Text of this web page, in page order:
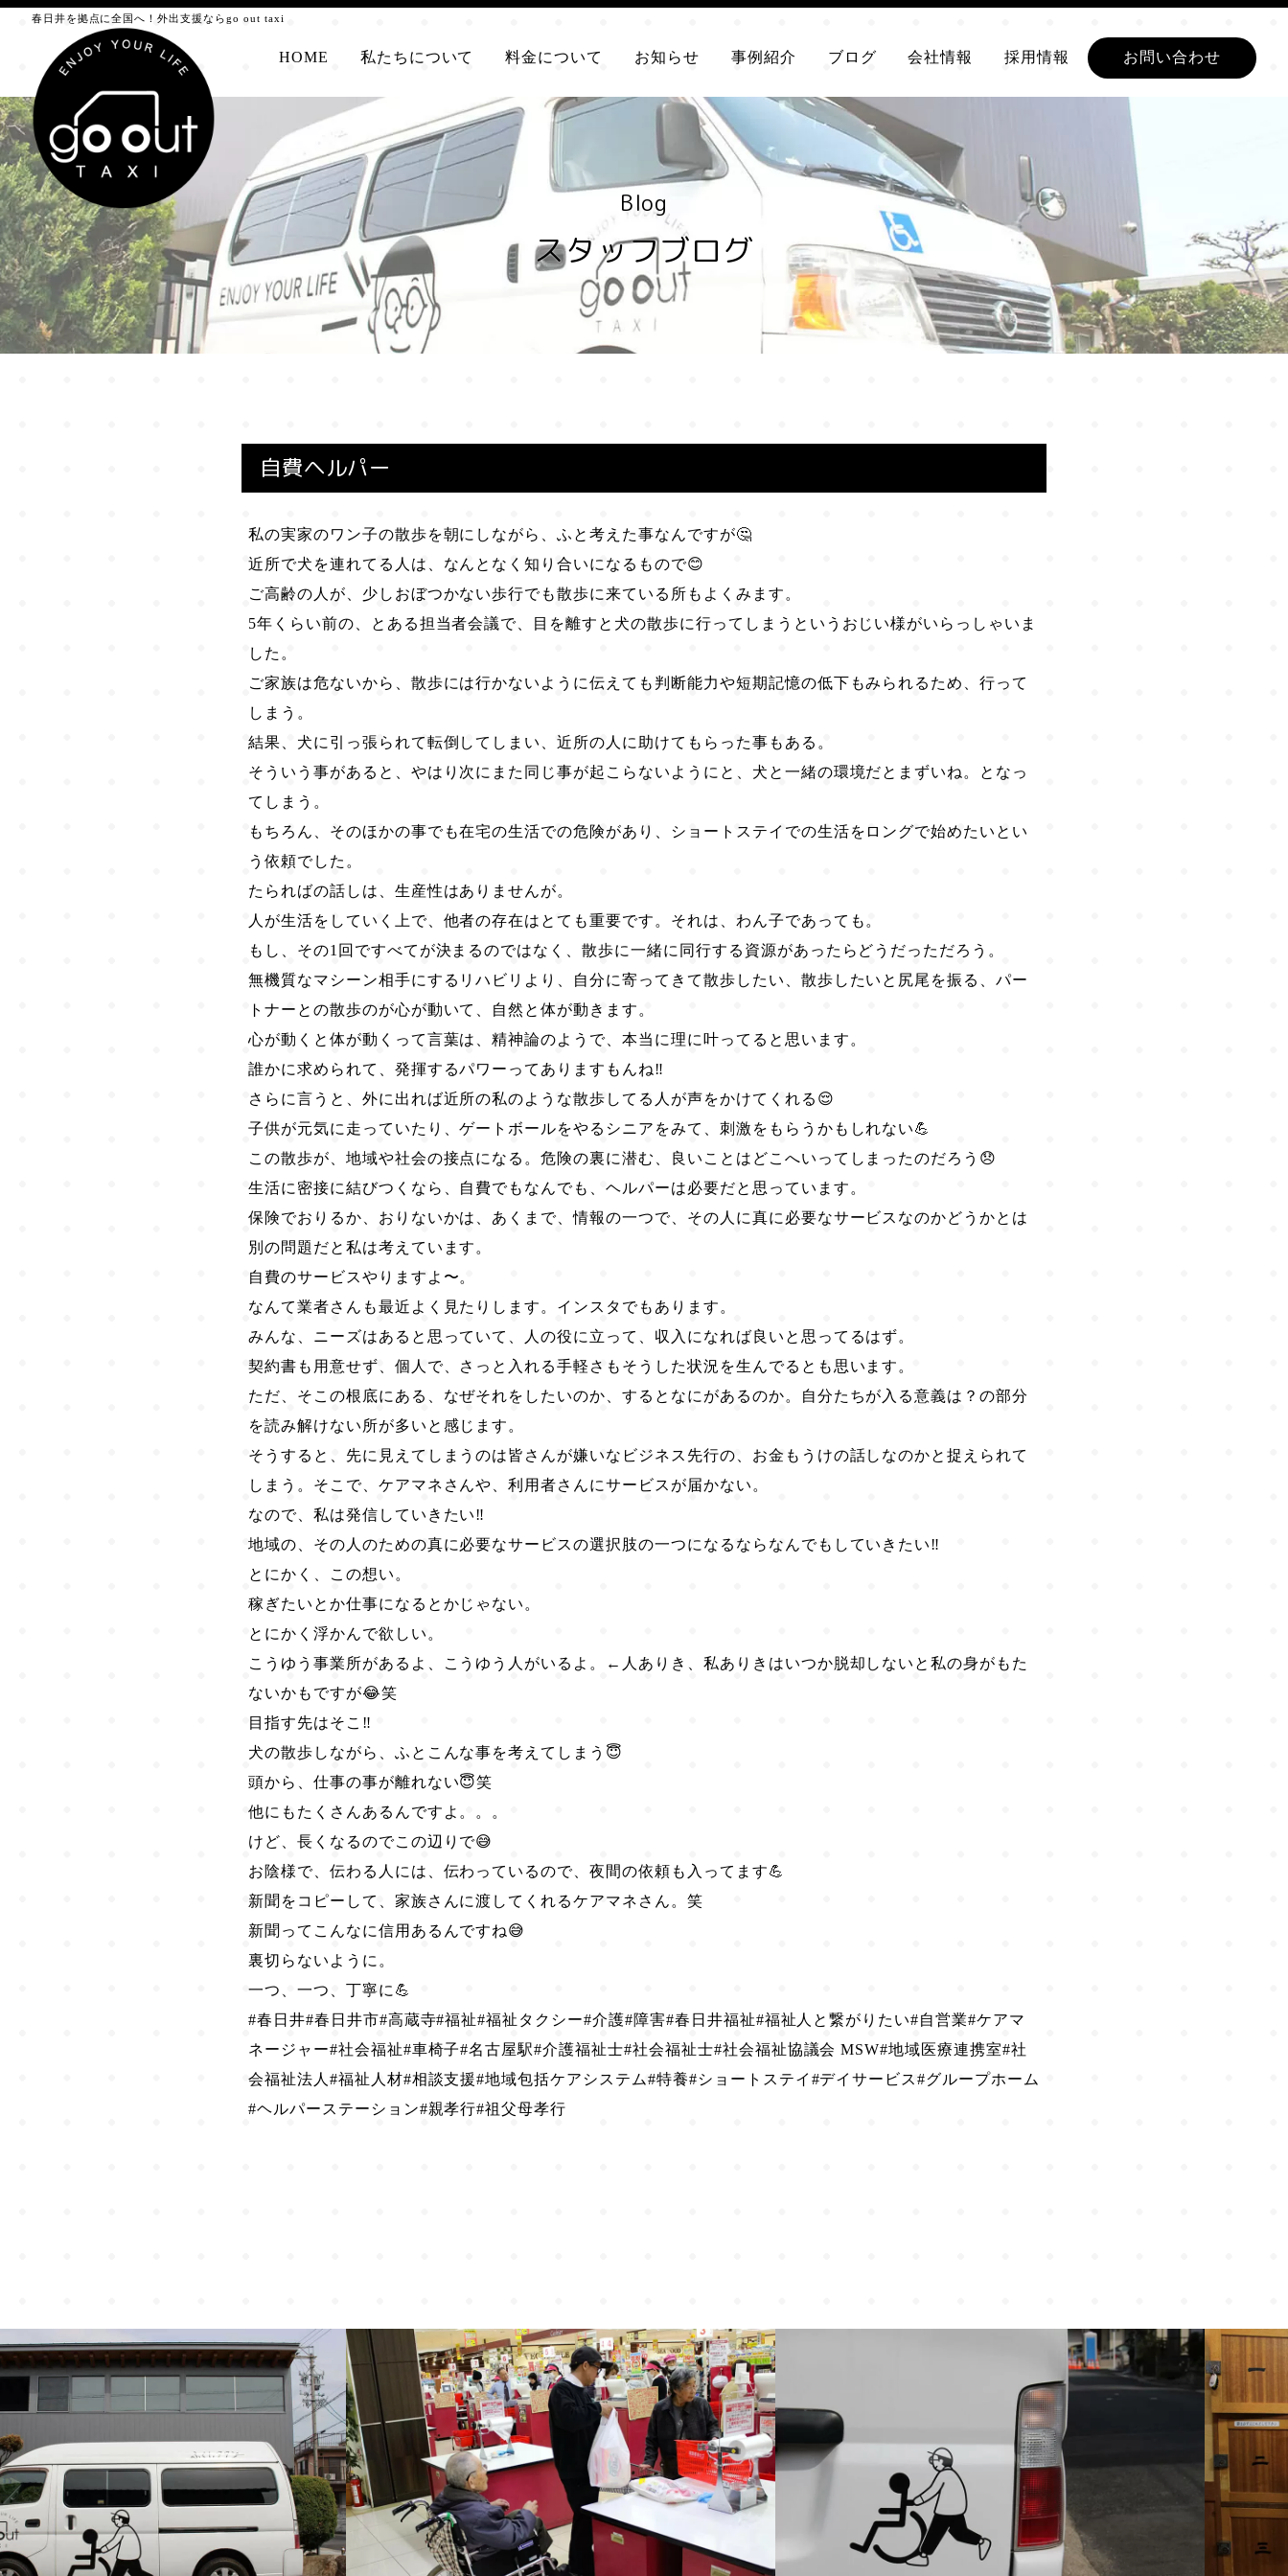
春日井を拠点に全国へ！外出支援ならgo out taxi
HOME 私たちについて 料金について お知らせ 事例紹介 ブログ 会社情報 採用情報 お問い合わせ
Blog
スタッフブログ
自費ヘルパー
私の実家のワン子の散歩を朝にしながら、ふと考えた事なんですが🤔
近所で犬を連れてる人は、なんとなく知り合いになるもので😊
ご高齢の人が、少しおぼつかない歩行でも散歩に来ている所もよくみます。
5年くらい前の、とある担当者会議で、目を離すと犬の散歩に行ってしまうというおじい様がいらっしゃいま
した。
ご家族は危ないから、散歩には行かないように伝えても判断能力や短期記憶の低下もみられるため、行って
しまう。
結果、犬に引っ張られて転倒してしまい、近所の人に助けてもらった事もある。
そういう事があると、やはり次にまた同じ事が起こらないようにと、犬と一緒の環境だとまずいね。となっ
てしまう。
もちろん、そのほかの事でも在宅の生活での危険があり、ショートステイでの生活をロングで始めたいとい
う依頼でした。
たらればの話しは、生産性はありませんが。
人が生活をしていく上で、他者の存在はとても重要です。それは、わん子であっても。
もし、その1回ですべてが決まるのではなく、散歩に一緒に同行する資源があったらどうだっただろう。
無機質なマシーン相手にするリハビリより、自分に寄ってきて散歩したい、散歩したいと尻尾を振る、パー
トナーとの散歩のが心が動いて、自然と体が動きます。
心が動くと体が動くって言葉は、精神論のようで、本当に理に叶ってると思います。
誰かに求められて、発揮するパワーってありますもんね‼️
さらに言うと、外に出れば近所の私のような散歩してる人が声をかけてくれる😌
子供が元気に走っていたり、ゲートボールをやるシニアをみて、刺激をもらうかもしれない💪
この散歩が、地域や社会の接点になる。危険の裏に潜む、良いことはどこへいってしまったのだろう😞
生活に密接に結びつくなら、自費でもなんでも、ヘルパーは必要だと思っています。
保険でおりるか、おりないかは、あくまで、情報の一つで、その人に真に必要なサービスなのかどうかとは
別の問題だと私は考えています。
自費のサービスやりますよ〜。
なんて業者さんも最近よく見たりします。インスタでもあります。
みんな、ニーズはあると思っていて、人の役に立って、収入になれば良いと思ってるはず。
契約書も用意せず、個人で、さっと入れる手軽さもそうした状況を生んでるとも思います。
ただ、そこの根底にある、なぜそれをしたいのか、するとなにがあるのか。自分たちが入る意義は？の部分
を読み解けない所が多いと感じます。
そうすると、先に見えてしまうのは皆さんが嫌いなビジネス先行の、お金もうけの話しなのかと捉えられて
しまう。そこで、ケアマネさんや、利用者さんにサービスが届かない。
なので、私は発信していきたい‼️
地域の、その人のための真に必要なサービスの選択肢の一つになるならなんでもしていきたい‼️
とにかく、この想い。
稼ぎたいとか仕事になるとかじゃない。
とにかく浮かんで欲しい。
こうゆう事業所があるよ、こうゆう人がいるよ。←人ありき、私ありきはいつか脱却しないと私の身がもた
ないかもですが😂笑
目指す先はそこ‼️
犬の散歩しながら、ふとこんな事を考えてしまう😇
頭から、仕事の事が離れない😇笑
他にもたくさんあるんですよ。。。
けど、長くなるのでこの辺りで😅
お陰様で、伝わる人には、伝わっているので、夜間の依頼も入ってます💪
新聞をコピーして、家族さんに渡してくれるケアマネさん。笑
新聞ってこんなに信用あるんですね😅
裏切らないように。
一つ、一つ、丁寧に💪
#春日井#春日井市#高蔵寺#福祉#福祉タクシー#介護#障害#春日井福祉#福祉人と繋がりたい#自営業#ケアマ
ネージャー#社会福祉#車椅子#名古屋駅#介護福祉士#社会福祉士#社会福祉協議会 MSW#地域医療連携室#社
会福祉法人#福祉人材#相談支援#地域包括ケアシステム#特養#ショートステイ#デイサービス#グループホーム
#ヘルパーステーション#親孝行#祖父母孝行